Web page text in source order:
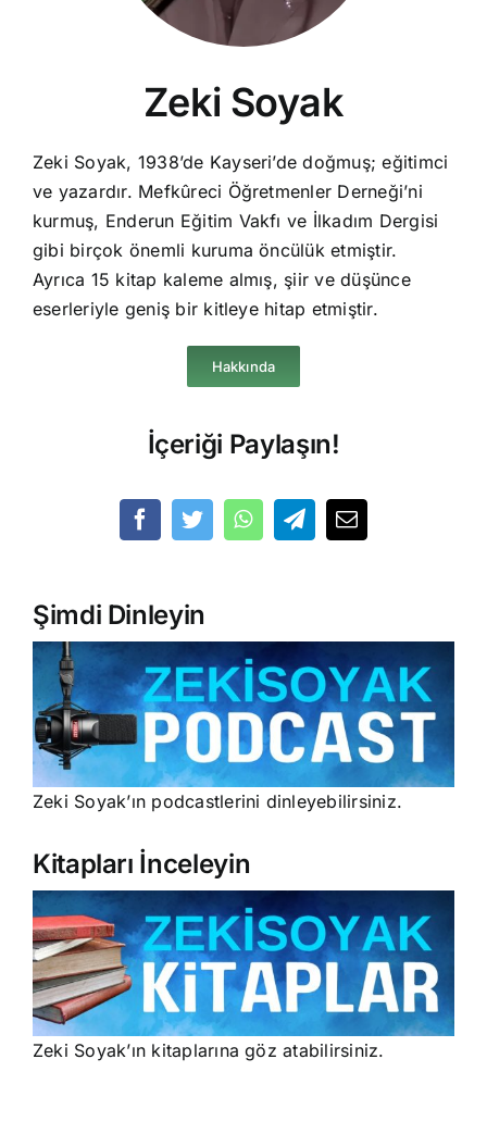
Zeki Soyak
Zeki Soyak, 1938’de Kayseri’de doğmuş; eğitimci
ve yazardır. Mefkûreci Öğretmenler Derneği’ni
kurmuş, Enderun Eğitim Vakfı ve İlkadım Dergisi
gibi birçok önemli kuruma öncülük etmiştir.
Ayrıca 15 kitap kaleme almış, şiir ve düşünce
eserleriyle geniş bir kitleye hitap etmiştir.
Hakkında
İçeriği Paylaşın!
Şimdi Dinleyin
Zeki Soyak’ın podcastlerini dinleyebilirsiniz.
Kitapları İnceleyin
Zeki Soyak’ın kitaplarına göz atabilirsiniz.